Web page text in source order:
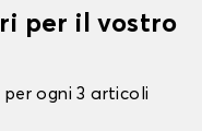
per il vostro
ogni 3 articoli